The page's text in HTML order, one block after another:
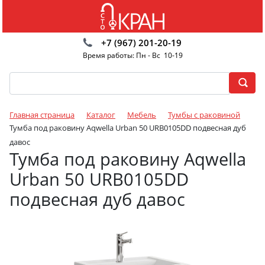
+7 (967) 201-20-19
Время работы: Пн - Вс 10-19
Главная страница Каталог Мебель
Тумбы с раковиной
Тумба под раковину Aqwella Urban 50 URB0105DD подвесная дуб
давос
Тумба под раковину Aqwella
Urban 50 URB0105DD
подвесная дуб давос